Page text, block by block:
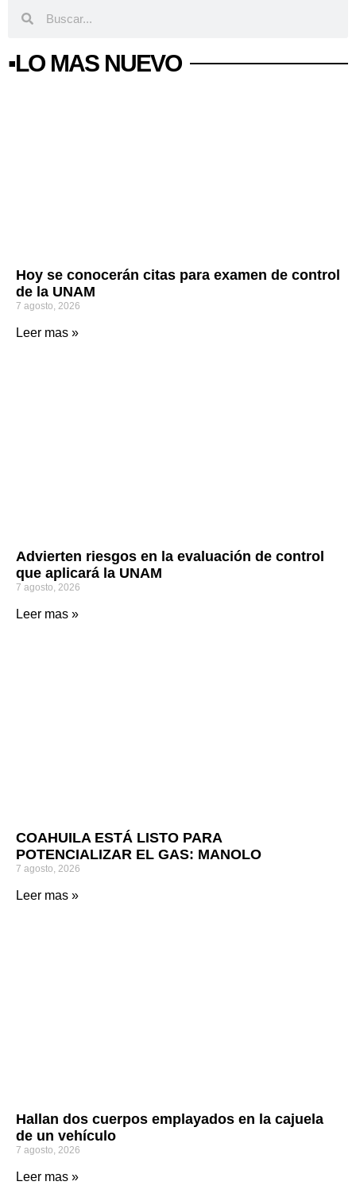
▪️LO MAS NUEVO
Hoy se conocerán citas para examen de control
de la UNAM
7 agosto, 2026
Leer mas »
Advierten riesgos en la evaluación de control
que aplicará la UNAM
7 agosto, 2026
Leer mas »
COAHUILA ESTÁ LISTO PARA
POTENCIALIZAR EL GAS: MANOLO
7 agosto, 2026
Leer mas »
Hallan dos cuerpos emplayados en la cajuela
de un vehículo
7 agosto, 2026
Leer mas »